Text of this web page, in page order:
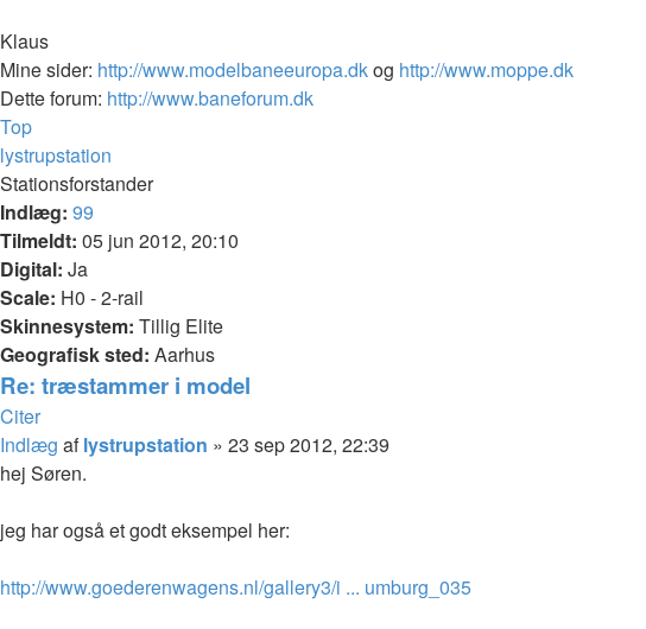
Klaus
Mine sider: http://www.modelbaneeuropa.dkog http://www.moppe.dk
Dette forum: http://www.baneforum.dk
Top
lystrupstation
Stationsforstander
Indlæg: 99
Tilmeldt: 05 jun 2012, 20:10
Digital: Ja
Scale: H0 - 2-rail
Skinnesystem: Tillig Elite
Geografisk sted: Aarhus
Re: træstammer i model
Citer
Indlæg aflystrupstation » 23 sep 2012, 22:39
hej Søren.
jeg har også et godt eksempel her:
http://www.goederenwagens.nl/gallery3/i ... umburg_035